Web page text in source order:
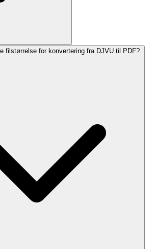
filstørrelse for konvertering fra DJVU til PDF?